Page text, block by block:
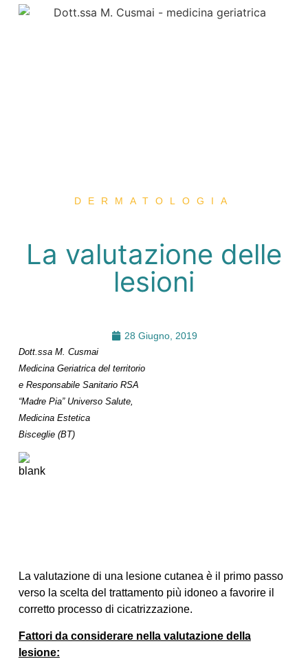
DERMATOLOGIA
La valutazione delle
lesioni
28 Giugno, 2019
Dott.ssa M. Cusmai
Medicina Geriatrica del territorio
e Responsabile Sanitario RSA
“Madre Pia” Universo Salute,
Medicina Estetica
Bisceglie (BT)
La valutazione di una lesione cutanea è il primo passo
verso la scelta del trattamento più idoneo a favorire il
corretto processo di cicatrizzazione.
Fattori da considerare nella valutazione della
lesione: